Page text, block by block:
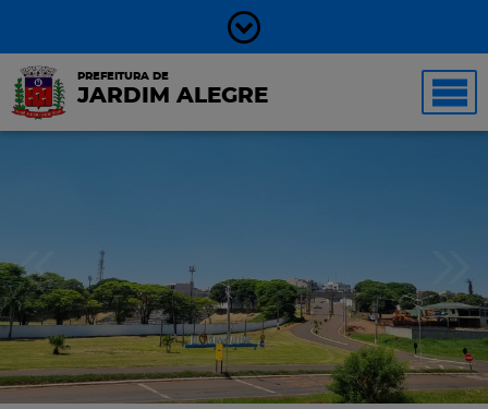
PREFEITURA DE
JARDIM ALEGRE